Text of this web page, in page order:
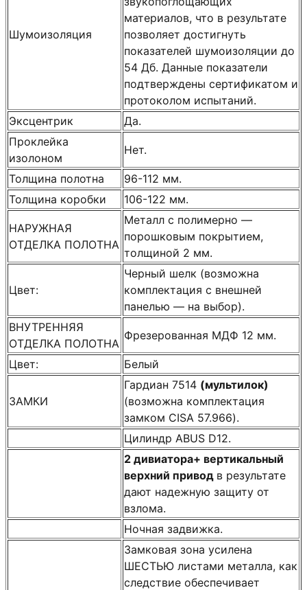
Шумоизоляция
материалов, что в результате
позволяет достигнуть
показателей шумоизоляции до
54 Дб. Данные показатели
подтверждены сертификатом и
протоколом испытаний.
Эксцентрик
Да.
Проклейка
изолоном
Нет.
Толщина полотна
96-112 мм.
Толщина коробки
106-122 мм.
НАРУЖНАЯ
ОТДЕЛКА ПОЛОТНА
Металл с полимерно —
порошковым покрытием,
толщиной 2 мм.
Цвет:
Черный шелк (возможна
комплектация с внешней
панелью — на выбор).
ВНУТРЕННЯЯ
ОТДЕЛКА ПОЛОТНА
Фрезерованная МДФ 12 мм.
Цвет: Белый
ЗАМКИ
Гардиан 7514 (мультилок)
(возможна комплектация
замком CISA 57.966).
Цилиндр ABUS D12.
2 дивиатора+ вертикальный
верхний привод в результате
дают надежную защиту от
взлома.
Ночная задвижка.
Замковая зона усилена
ШЕСТЬЮ листами металла, как
следствие обеспечивает